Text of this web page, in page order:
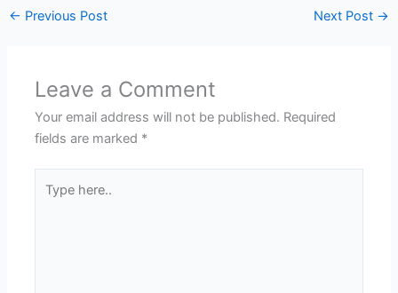
← Previous Post Next Post →
Leave a Comment
Your email address will not be published. Required
fields are marked *
here..